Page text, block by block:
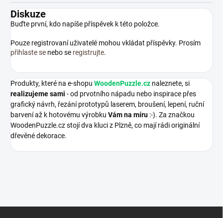
Diskuze
Buďte první, kdo napíše příspěvek k této položce.
Pouze registrovaní uživatelé mohou vkládat příspěvky. Prosím
přihlaste se nebo se registrujte.
Produkty, které na e-shopu WoodenPuzzle.cz naleznete, si
realizujeme sami - od prvotního nápadu nebo inspirace přes
grafický návrh, řezání prototypů laserem, broušení, lepení, ruční
barvení až k hotovému výrobku Vám na míru :-). Za značkou
WoodenPuzzle.cz stojí dva kluci z Plzně, co mají rádi originální
dřevěné dekorace.